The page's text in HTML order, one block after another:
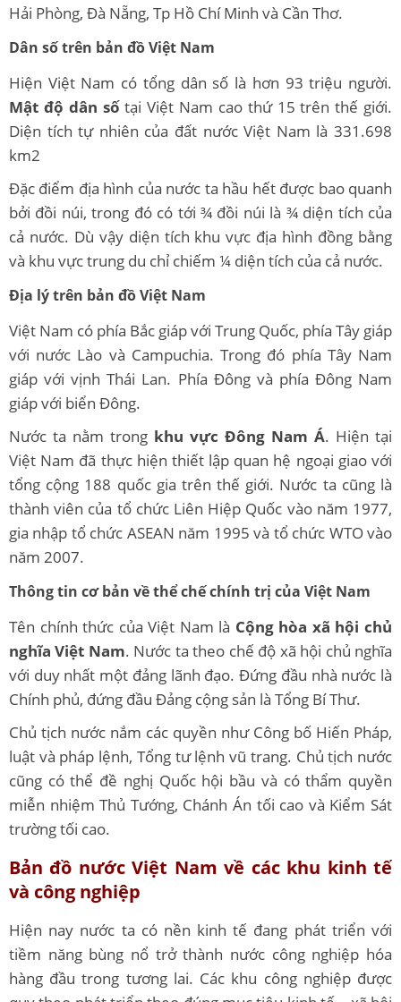
Hải Phòng, Đà Nẵng, Tp Hồ Chí Minh và Cần Thơ.
Dân số trên bản đồ Việt Nam
Hiện Việt Nam có tổng dân số là hơn 93 triệu người.
Mật độ dân sốtại Việt Nam cao thứ 15 trên thế giới.
Diện tích tự nhiên của đất nước Việt Nam là 331.698
km2
Đặc điểm địa hình của nước ta hầu hết được bao quanh
bởi đồi núi, trong đó có tới ¾ đồi núi là ¾ diện tích của
cả nước. Dù vậy diện tích khu vực địa hình đồng bằng
và khu vực trung du chỉ chiếm ¼ diện tích của cả nước.
Địa lý trên bản đồ Việt Nam
Việt Nam có phía Bắc giáp với Trung Quốc, phía Tây giáp
với nước Lào và Campuchia. Trong đó phía Tây Nam
giáp với vịnh Thái Lan. Phía Đông và phía Đông Nam
giáp với biển Đông.
Nước ta nằm trong khu vực Đông Nam Á. Hiện tại
Việt Nam đã thực hiện thiết lập quan hệ ngoại giao với
tổng cộng 188 quốc gia trên thế giới. Nước ta cũng là
thành viên của tổ chức Liên Hiệp Quốc vào năm 1977,
gia nhập tổ chức ASEAN năm 1995 và tổ chức WTO vào
năm 2007.
Thông tin cơ bản về thể chế chính trị của Việt Nam
Tên chính thức của Việt Nam là Cộng hòa xã hội chủ
nghĩa Việt Nam. Nước ta theo chế độ xã hội chủ nghĩa
với duy nhất một đảng lãnh đạo. Đứng đầu nhà nước là
Chính phủ, đứng đầu Đảng cộng sản là Tổng Bí Thư.
Chủ tịch nước nắm các quyền như Công bố Hiến Pháp,
luật và pháp lệnh, Tổng tư lệnh vũ trang. Chủ tịch nước
cũng có thể đề nghị Quốc hội bầu và có thẩm quyền
miễn nhiệm Thủ Tướng, Chánh Án tối cao và Kiểm Sát
trường tối cao.
Bản đồ nước Việt Nam về các khu kinh tế
và công nghiệp
Hiện nay nước ta có nền kinh tế đang phát triển với
tiềm năng bùng nổ trở thành nước công nghiệp hóa
hàng đầu trong tương lai. Các khu công nghiệp được